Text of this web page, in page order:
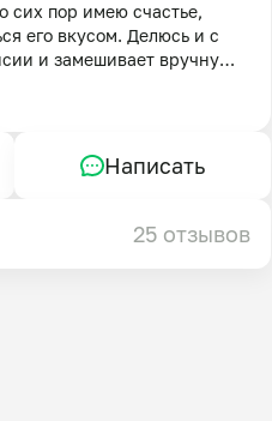
сих пор имею счастье,
его вкусом. Делюсь и с
и замешивает вручную
потому что любит
и всегда
На праздники
не только вкусом, но и
Написать
25 отзывов